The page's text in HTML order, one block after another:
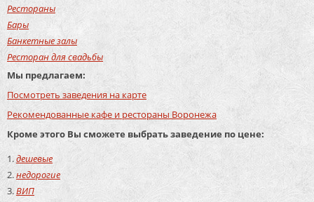
Рестораны
Бары
Банкетные залы
Ресторан для свадьбы
Мы предлагаем:
Посмотреть заведения на карте
Рекомендованные кафе и рестораны Воронежа
Кроме этого Вы сможете выбрать заведение по цене:
дешевые
недорогие
ВИП